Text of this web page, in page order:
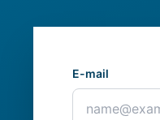
E-mail